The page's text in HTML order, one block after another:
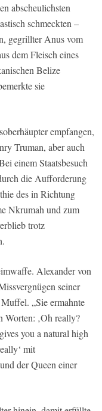
abscheulichsten
schmeckten –
gegrillter Anus vom
dem Fleisch eines
Belize
sie
empfangen,
Truman, aber auch
einem Staatsbesuch
die Aufforderung
des in Richtung
Nkrumah und zum
trotz
Alexander von
seiner
„Sie ermahnte
‚Oh really?
you a natural high
mit
der Queen einer